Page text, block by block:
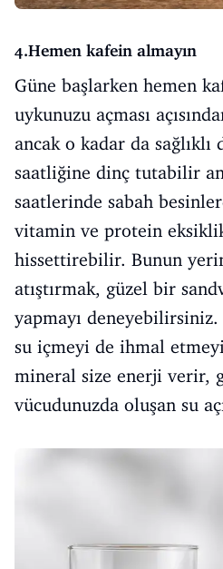
4.Hemen kafein almayın
Güne başlarken hemen
uykunuzu açması
ancak o kadar da
saatliğine dinç tutabilir
saatlerinde sabah
vitamin ve protein
hissettirebilir. Bunun
atıştırmak, güzel bir
yapmayı
su içmeyi de ihmal
mineral size enerji verir,
vücudunuzda oluşan su